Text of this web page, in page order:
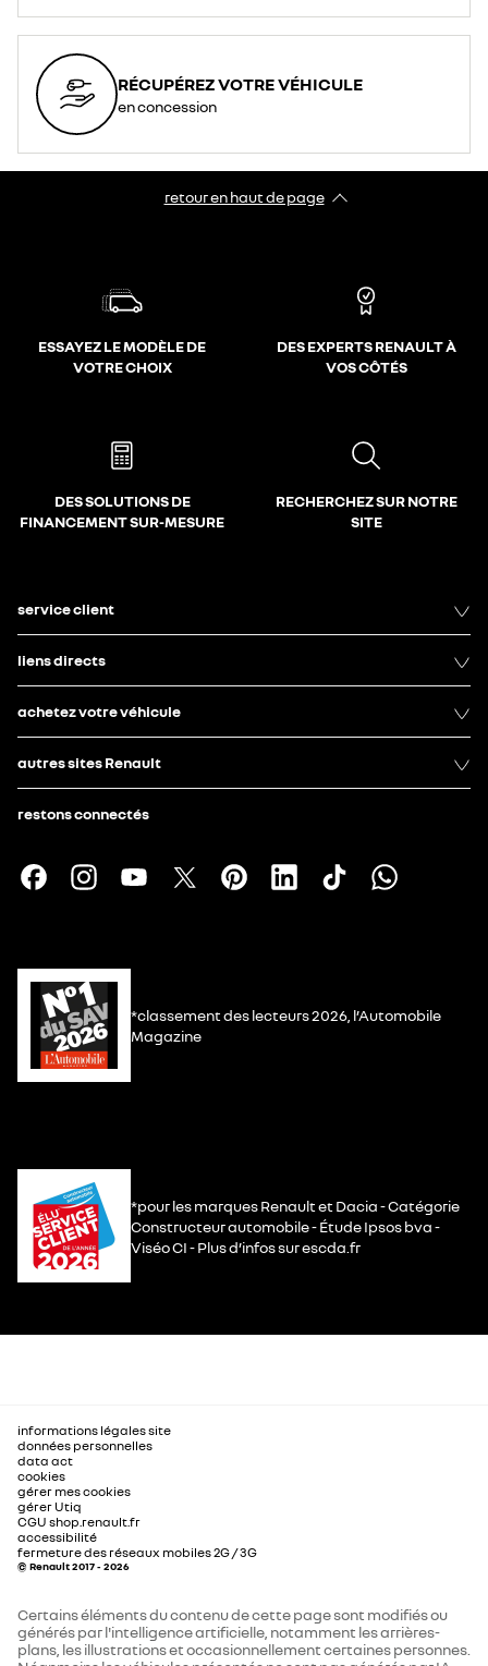
RÉCUPÉREZ VOTRE VÉHICULE
en concession
retour en haut de page​
ESSAYEZ LE MODÈLE DE
VOTRE CHOIX
DES EXPERTS RENAULT À
VOS CÔTÉS
DES SOLUTIONS DE
FINANCEMENT SUR-MESURE
RECHERCHEZ SUR NOTRE
SITE
service client
liens directs
achetez votre véhicule
autres sites Renault
restons connectés
*classement des lecteurs 2026, l’Automobile
Magazine
*pour les marques Renault et Dacia - Catégorie
Constructeur automobile - Étude Ipsos bva -
Viséo CI - Plus d’infos sur escda.fr
informations légales site
données personnelles
data act
cookies
gérer mes cookies
gérer Utiq
CGU shop.renault.fr
accessibilité
fermeture des réseaux mobiles 2G / 3G
© Renault 2017 - 2026
Certains éléments du contenu de cette page sont modifiés ou
générés par l'intelligence artificielle, notamment les arrières-
plans, les illustrations et occasionnellement certaines personnes.